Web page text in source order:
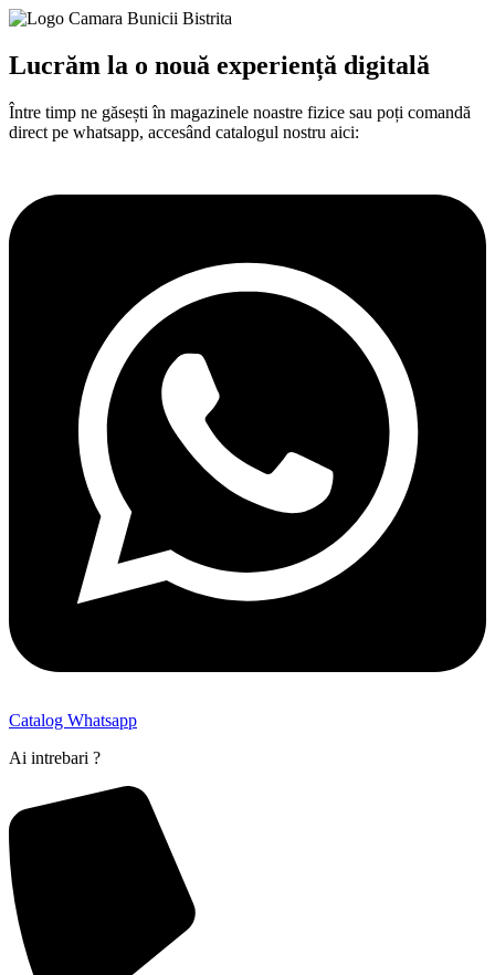
Lucrăm la o nouă experiență digitală​
Între timp ne găsești în magazinele noastre fizice sau poți comandă
direct pe whatsapp, accesând catalogul nostru aici:
Catalog Whatsapp
Ai intrebari ?